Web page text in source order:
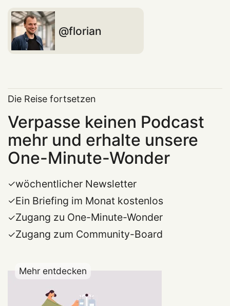
florian
Die Reise fortsetzen
Verpasse keinen Podcast
mehr und erhalte unsere
One-Minute-Wonder
wöchentlicher Newsletter
Ein Briefing im Monat kostenlos
Zugang zu One-Minute-Wonder
Zugang zum Community-Board
Mehr entdecken